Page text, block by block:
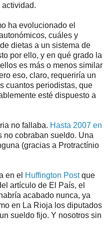
ha evolucionado el
cuáles y
dietas a un sistema de
por ello, y en qué grado la
es más o menos similar
eso, claro, requeriría un
cuantos periodistas, que
esté dispuesto a
no fallaba. Hasta 2007 en
no cobraban sueldo. Una
(gracias a Protractínio
en el Huffington Postque
artículo de El País, el
acabado nunca, ya
en La Rioja los diputados
sueldo fijo. Y nosotros sin